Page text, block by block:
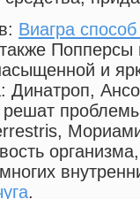
Виагра
Попперсы
и
: Динатроп,
.